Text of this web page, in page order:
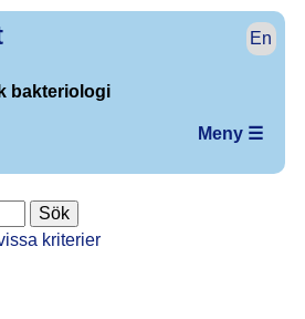
En
bakteriologi
Meny ☰
kriterier